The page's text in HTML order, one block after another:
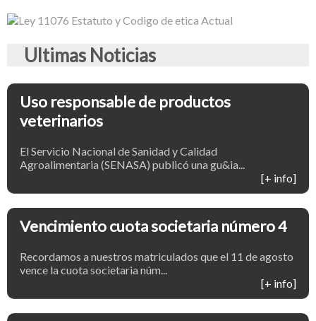
Ultimas Noticias
Uso responsable de productos
veterinarios
El Servicio Nacional de Sanidad y Calidad
Agroalimentaria (SENASA) publicó una gu&ia...
[+ info]
Vencimiento cuota societaria número 4
Recordamos a nuestros matriculados que el 11 de agosto
vence la cuota societaria núm...
[+ info]